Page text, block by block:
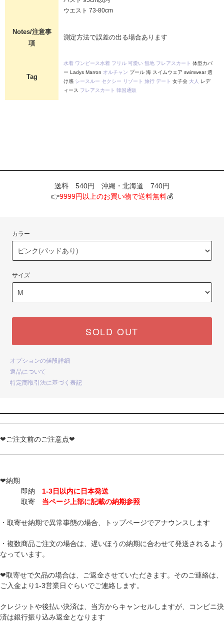
ウエスト 73-80cm
Notes/注意事
項
測定方法で誤差の出る場合あります
Tag
水着 ワンピース水着 フリル 可愛い 無地 フレアスカート 体型カバ
ー Ladys Marron オルチャン プール 海 スイムウェア swimwear 透
け感 シースルー セクシー リゾート 旅行 デート 女子会 大人
レデ
ィース フレアスカート 韓国通販
送料 540円 沖縄・北海道 740円
👉9999円以上のお買い物で送料無料💰
カラー
サイズ
SOLD OUT
オプションの値段詳細
返品について
特定商取引法に基づく表記
❤ご注文前のご注意点❤
❤納期
即納 1-3日以内に日本発送
取寄 当ページ上部に記載の納期参照
・取寄せ納期で異常事態の場合、トップページでアナウンスします
・複数商品ご注文の場合は、遅いほうの納期に合わせて発送されるよう
なっています。
❤取寄せで欠品の場合は、ご返金させていただきます。そのご連絡は、
ご入金より1-3営業日ぐらいでご連絡します。
クレジットや後払い決済は、当方からキャンセルしますが、コンビニ決
済は銀行振り込み返金となります